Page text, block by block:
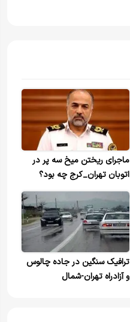
ماجرای ریختن میخ سه پر در
اتوبان تهران_کرج چه بود؟
ترافیک سنگین در جاده چالوس
و آزادراه تهران-شمال